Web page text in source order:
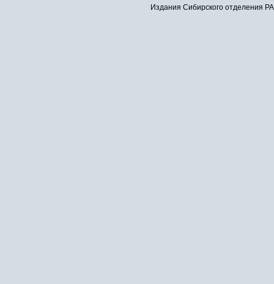
Издания Сибирского отделения